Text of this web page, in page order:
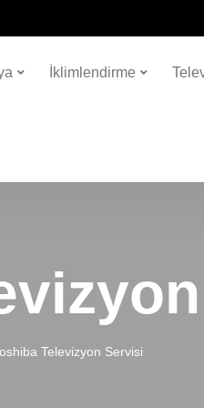
İklimlendirme
Televizyon Servisi